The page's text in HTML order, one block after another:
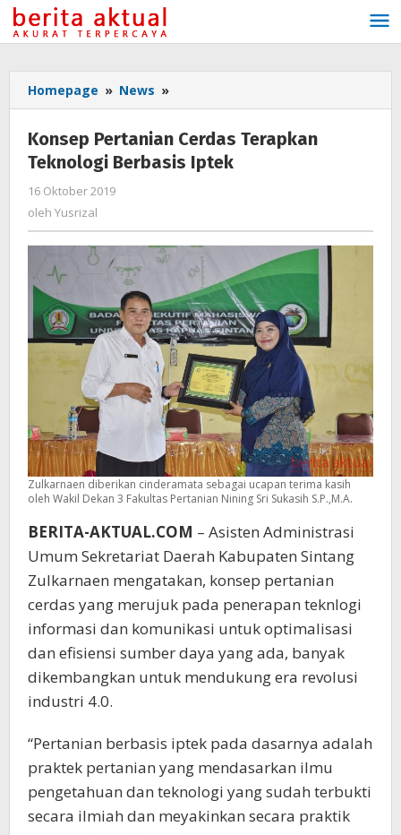
Lewati
ke
konten
Homepage » News »
Pertanian
Cerdas
Terapkan
Teknologi
Konsep Pertanian Cerdas Terapkan
Teknologi Berbasis Iptek
16 Oktober 2019
oleh Yusrizal
Zulkarnaen diberikan cinderamata sebagai ucapan terima kasih
oleh Wakil Dekan 3 Fakultas Pertanian Nining Sri Sukasih S.P.,M.A.
BERITA-AKTUAL.COM – Asisten Administrasi
Umum Sekretariat Daerah Kabupaten Sintang
Zulkarnaen mengatakan, konsep pertanian
cerdas yang merujuk pada penerapan teknlogi
informasi dan komunikasi untuk optimalisasi
dan efisiensi sumber daya yang ada, banyak
dikembangkan untuk mendukung era revolusi
industri 4.0.
“Pertanian berbasis iptek pada dasarnya adalah
praktek pertanian yang mendasarkan ilmu
pengetahuan dan teknologi yang sudah terbukti
secara ilmiah dan meyakinkan secara praktik